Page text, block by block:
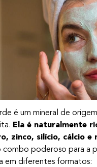
é um mineral de
Ela é naturalmente
zinco, silício, cálcio e
combo poderoso para a
em diferentes formatos: